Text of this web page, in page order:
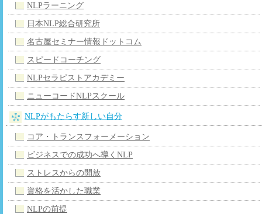
NLPラーニング
日本NLP総合研究所
名古屋セミナー情報ドットコム
スピードコーチング
NLPセラピストアカデミー
ニューコードNLPスクール
NLPがもたらす新しい自分
コア・トランスフォーメーション
ビジネスでの成功へ導くNLP
ストレスからの開放
資格を活かした職業
NLPの前提